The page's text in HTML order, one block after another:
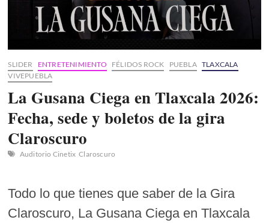
SLIDER ENTRETENIMIENTO FÉLIDOS ROCK PUEBLA TLAXCALA
VIVEPUEBLA
La Gusana Ciega en Tlaxcala 2026:
Fecha, sede y boletos de la gira
Claroscuro
Auditorio Cinetix Claroscuro
Todo lo que tienes que saber de la Gira
Claroscuro, La Gusana Ciega en Tlaxcala